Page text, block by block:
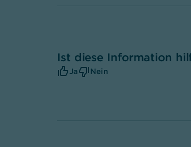
Ist diese Information
Ja Nein